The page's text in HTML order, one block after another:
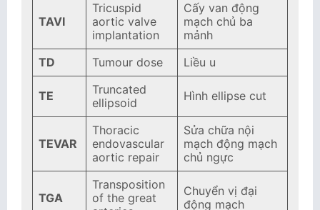
TAVI
Tricuspid
aortic valve
implantation
Cấy van động
mạch chủ ba
mảnh
TD
Tumour dose Liều u
TE
Truncated
ellipsoid
Hình ellipse cut
TEVAR
Thoracic
endovascular
aortic repair
Sửa chữa nội
mạch động mạch
chủ ngực
TGA
Transposition
of the great
Chuyển vị đại
động mạch